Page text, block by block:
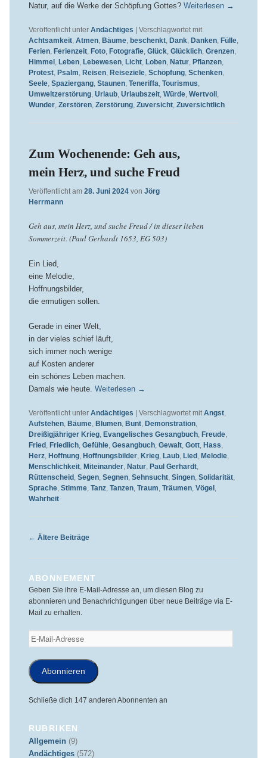
Natur, auf die Werke der Schöpfung Gottes? Weiterlesen →
Veröffentlicht unter Andächtiges
Verschlagwortet mit
Achtsamkeit, Atmen, Bäume, beschenkt, Dank, Danken, Fülle,
Ferien, Ferienzeit, Foto, Fotografie, Glück, Glücklich, Grenzen,
Himmel , Leben, Lebewesen, Licht, Loben, Natur, Pflanzen,
Protest, Psalm, Reisen, Reiseziele, Schöpfung, Schenken,
Seele, Spaziergang, Staunen, Teneriffa, Tourismus,
Umweltzerstörung, Urlaub, Urlaubszeit, Würde, Wertvoll ,
Wunder, Zerstören, Zerstörung, Zuversicht, Zuversichtlich
Zum Wochenende: Geh aus,
mein Herz, und suche Freud
Veröffentlicht am 28. Juni 2024 von Jörg
Herrmann
Geh aus, mein Herz, und suche Freud / in dieser lieben
Sommerzeit. (Paul Gerhardt 1653, EG 503)
Ein Lied,
eine Melodie,
Hoffnungsbilder,
die ermutigen sollen.
Gerade in einer Welt,
in der vieles schief läuft,
sich immer noch wenige
auf Kosten anderer
ein schönes Leben machen.
Damals wie heute. Weiterlesen →
Veröffentlicht unter Andächtiges Verschlagwortet mit Angst,
Aufstehen, Bäume, Blumen, Bunt, Demonstration,
Dreißigjähriger Krieg, Evangelisches Gesangbuch, Freude,
Fried , Friedlich, Gefühle, Gesangbuch, Gewalt, Gott, Hass,
Herz, Hoffnung, Hoffnungsbilder, Krieg, Laub, Lied , Melodie,
Menschlichkeit, Miteinander, Natur, Paul Gerhardt,
Rüttenscheid , Segen, Segnen, Sehnsucht, Singen, Solidarität,
Sprache, Stimme, Tanz, Tanzen, Traum, Träumen, Vögel ,
Wahrheit
Beitragsnavigation
← Ältere Beiträge
ABONNEMENT
Geben Sie ihre E-Mail-Adresse an, um diesen Blog zu
abonnieren und Benachrichtigungen über neue Beiträge via E-
Mail zu erhalten.
E-
Mail-
Adresse
Abonnieren
Schließe dich 147 anderen Abonnenten an
RUBRIKEN
Allgemein (9)
Andächtiges(572)